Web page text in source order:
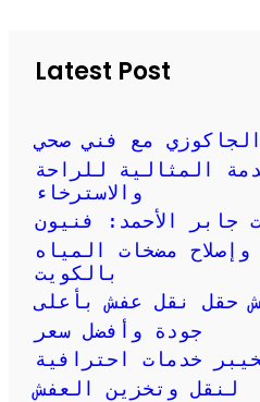
Latest Post
مع فني صحي
المثالية للراحة
والاسترخاء
جابر الأحمد: فنيون
مضخات المياه
بالكويت
حقل نقل عفش بأعلى
جودة وأفضل سعر
خدمات احترافية